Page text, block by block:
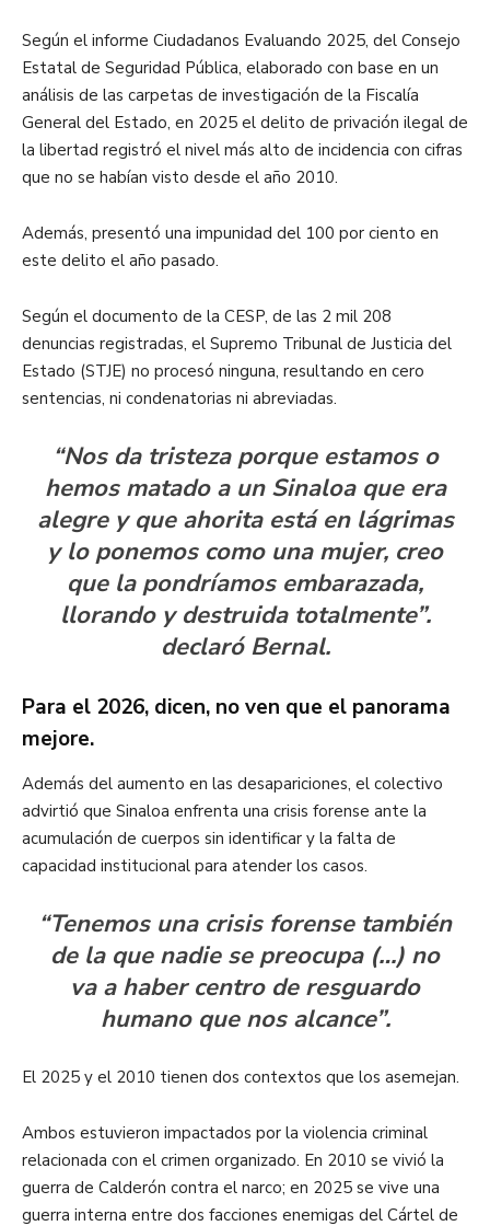
Según el informe Ciudadanos Evaluando 2025, del Consejo
Estatal de Seguridad Pública, elaborado con base en un
análisis de las carpetas de investigación de la Fiscalía
General del Estado, en 2025 el delito de privación ilegal de
la libertad registró el nivel más alto de incidencia con cifras
que no se habían visto desde el año 2010.
Además, presentó una impunidad del 100 por ciento en
este delito el año pasado.
Según el documento de la CESP, de las 2 mil 208
denuncias registradas, el Supremo Tribunal de Justicia del
Estado (STJE) no procesó ninguna, resultando en cero
sentencias, ni condenatorias ni abreviadas.
“Nos da tristeza porque estamos o
hemos matado a un Sinaloa que era
alegre y que ahorita está en lágrimas
y lo ponemos como una mujer, creo
que la pondríamos embarazada,
llorando y destruida totalmente”.
declaró Bernal.
Para el 2026, dicen, no ven que el panorama
mejore.
Además del aumento en las desapariciones, el colectivo
advirtió que Sinaloa enfrenta una crisis forense ante la
acumulación de cuerpos sin identificar y la falta de
capacidad institucional para atender los casos.
“Tenemos una crisis forense también
de la que nadie se preocupa (…) no
va a haber centro de resguardo
humano que nos alcance”.
El 2025 y el 2010 tienen dos contextos que los asemejan.
Ambos estuvieron impactados por la violencia criminal
relacionada con el crimen organizado. En 2010 se vivió la
guerra de Calderón contra el narco; en 2025 se vive una
guerra interna entre dos facciones enemigas del Cártel de